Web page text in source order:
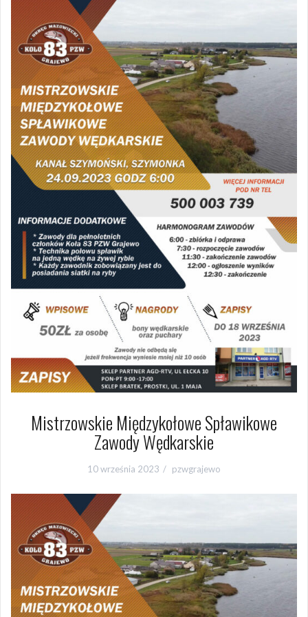
Mistrzowskie Międzykołowe Spławikowe
Zawody Wędkarskie
10 września 2023 pzwgrajewo